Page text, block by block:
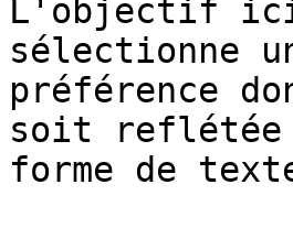
L'objectif
sélectionne
préférence
soit reflétée
forme de